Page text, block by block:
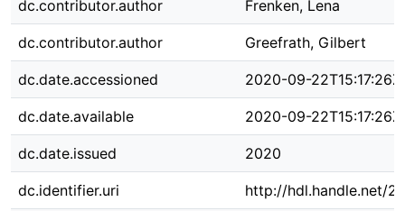
dc.contributor.author Frenken, Lena
dc.contributor.author Greefrath, Gilbert
dc.date.accessioned 2020-09-22T15:17:26Z
dc.date.available 2020-09-22T15:17:26Z
dc.date.issued 2020
dc.identifier.uri http://hdl.handle.net/